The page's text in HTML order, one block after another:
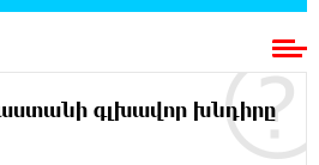
խաչդ, Հայաստան աշխարհ․ Ուժեղ
գլխավոր խնդիրը